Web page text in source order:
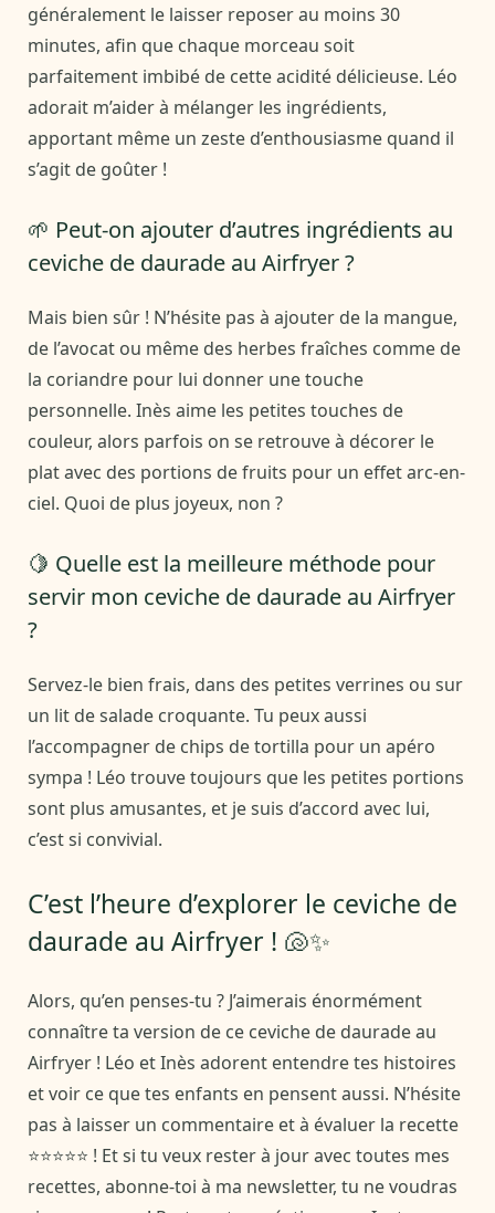
généralement le laisser reposer au moins 30
minutes, afin que chaque morceau soit
parfaitement imbibé de cette acidité délicieuse. Léo
adorait m’aider à mélanger les ingrédients,
apportant même un zeste d’enthousiasme quand il
s’agit de goûter !
🌱 Peut-on ajouter d’autres ingrédients au
ceviche de daurade au Airfryer ?
Mais bien sûr ! N’hésite pas à ajouter de la mangue,
de l’avocat ou même des herbes fraîches comme de
la coriandre pour lui donner une touche
personnelle. Inès aime les petites touches de
couleur, alors parfois on se retrouve à décorer le
plat avec des portions de fruits pour un effet arc-en-
ciel. Quoi de plus joyeux, non ?
🍋 Quelle est la meilleure méthode pour
servir mon ceviche de daurade au Airfryer
?
Servez-le bien frais, dans des petites verrines ou sur
un lit de salade croquante. Tu peux aussi
l’accompagner de chips de tortilla pour un apéro
sympa ! Léo trouve toujours que les petites portions
sont plus amusantes, et je suis d’accord avec lui,
c’est si convivial.
C’est l’heure d’explorer le ceviche de
daurade au Airfryer ! 🐚✨
Alors, qu’en penses-tu ? J’aimerais énormément
connaître ta version de ce ceviche de daurade au
Airfryer ! Léo et Inès adorent entendre tes histoires
et voir ce que tes enfants en pensent aussi. N’hésite
pas à laisser un commentaire et à évaluer la recette
⭐⭐⭐⭐⭐ ! Et si tu veux rester à jour avec toutes mes
recettes, abonne-toi à ma newsletter, tu ne voudras